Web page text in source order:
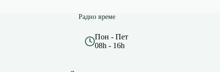
Радно време
Пон - Пет
08h - 16h